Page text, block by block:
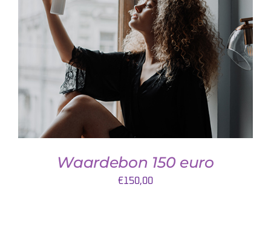
DETAILS
Waardebon 150 euro
€150,00